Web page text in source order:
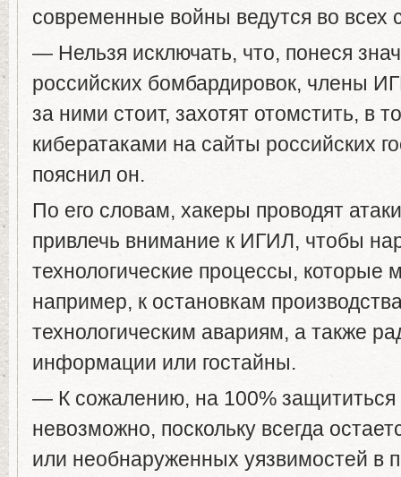
современные войны ведутся во всех
— Нельзя исключать, что, понеся
российских бомбардировок, члены
за ними стоит, захотят отомстить, в
кибератаками на сайты российских
пояснил он.
По его словам, хакеры проводят
привлечь внимание к ИГИЛ, чтобы
технологические процессы, которые
например, к остановкам
технологическим авариям, а также
информации или гостайны.
— К сожалению, на 100% защититься
невозможно, поскольку всегда
или необнаруженных уязвимостей в